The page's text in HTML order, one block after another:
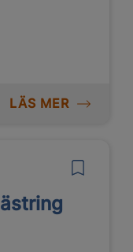
LÄS MER